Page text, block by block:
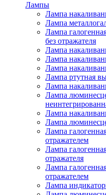
Лампы
Лампа
Лампа
Лампа
без отражателя
Лампа
Лампа
Лампа
Лампа ртутная
Лампа
Лампа
Лампа
Лампа
Лампа
отражателем
Лампа
отражателя
Лампа
отражателем
Лампа